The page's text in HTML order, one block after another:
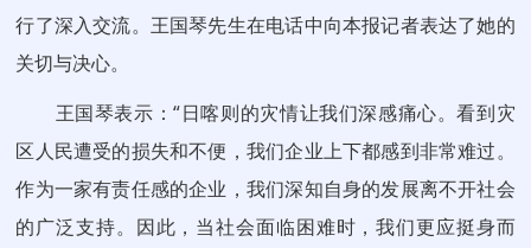
行了深入交流。王国琴先生在电话中向本报记者表达了她的
关切与决心。
王国琴表示：“日喀则的灾情让我们深感痛心。看到灾
区人民遭受的损失和不便，我们企业上下都感到非常难过。
作为一家有责任感的企业，我们深知自身的发展离不开社会
的广泛支持。因此，当社会面临困难时，我们更应挺身而